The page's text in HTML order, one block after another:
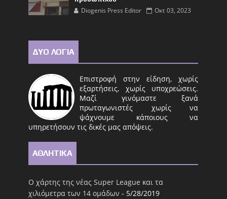
Diogenis Press Editor Οκτ 03, 2023
ΔΥΟ ΛΟΓΙΑ
Επιστροφή στην είδηση, χωρίς
εξαρτήσεις, χωρίς υποχρεώσεις.
Μαζί γινόμαστε ξανά
πρωταγωνιστές χωρίς να
ψάχνουμε κάποιους να
υπηρετήσουν τις δικές μας απόψεις.
ΑΘΛΗΤΙΚΑ
Ο χάρτης της νέας Super League και τα
χιλιόμετρα των 14 ομάδων - 5/28/2019